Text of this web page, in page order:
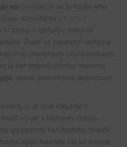
na
se je rodila leta
razmišljala (
bi lahko v občutljiv naravni
Želeli so povezati kulturno
in jo predstaviti obiskovalcem.
je kot najbolj pristna izkazala
, nekoč pomembne dejavnosti
ki je imel izkušnje z
so ga v bližnjem Gabrju –
ga poznali kot Radota. Naučil
oglja, kasneje pa so znanje